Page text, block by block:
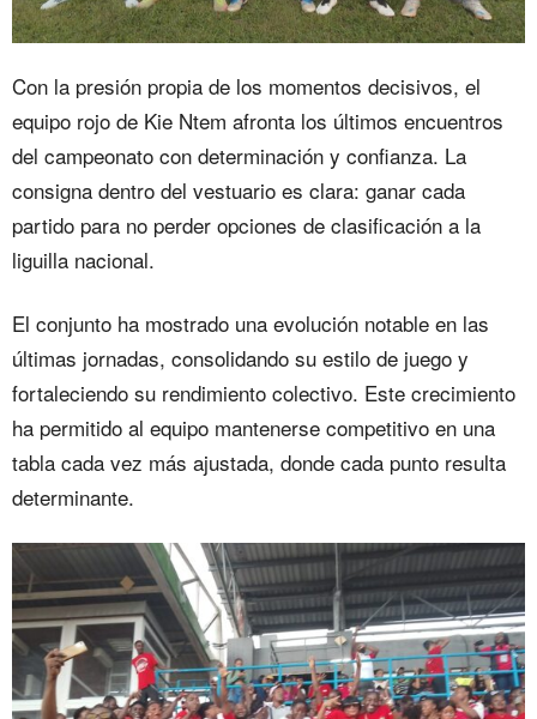
Con la presión propia de los momentos decisivos, el
equipo rojo de Kie Ntem afronta los últimos encuentros
del campeonato con determinación y confianza. La
consigna dentro del vestuario es clara: ganar cada
partido para no perder opciones de clasificación a la
liguilla nacional.
El conjunto ha mostrado una evolución notable en las
últimas jornadas, consolidando su estilo de juego y
fortaleciendo su rendimiento colectivo. Este crecimiento
ha permitido al equipo mantenerse competitivo en una
tabla cada vez más ajustada, donde cada punto resulta
determinante.